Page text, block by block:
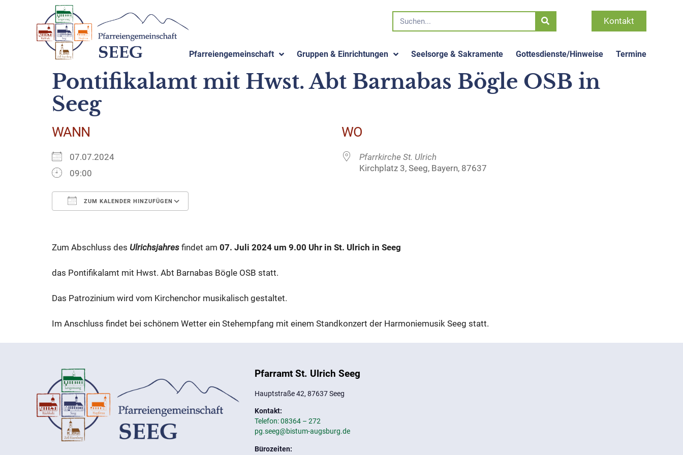
Kontakt
Pfarreiengemeinschaft Gruppen & Einrichtungen Seelsorge & Sakramente Gottesdienste/Hinweise Termine
Pontifikalamt mit Hwst. Abt Barnabas Bögle OSB in
Seeg
WANN
07.07.2024
09:00
ZUM KALENDER HINZUFÜGEN
WO
Pfarrkirche St. Ulrich
Kirchplatz 3, Seeg, Bayern, 87637
Zum Abschluss des Ulrichsjahres findet am 07. Juli 2024 um 9.00 Uhr in St. Ulrich in Seeg
das Pontifikalamt mit Hwst. Abt Barnabas Bögle OSB statt.
Das Patrozinium wird vom Kirchenchor musikalisch gestaltet.
Im Anschluss findet bei schönem Wetter ein Stehempfang mit einem Standkonzert der Harmoniemusik Seeg statt.
Pfarramt St. Ulrich Seeg
Hauptstraße 42, 87637 Seeg
Kontakt:
Telefon: 08364 – 272
pg.seeg@bistum-augsburg.de
Bürozeiten: